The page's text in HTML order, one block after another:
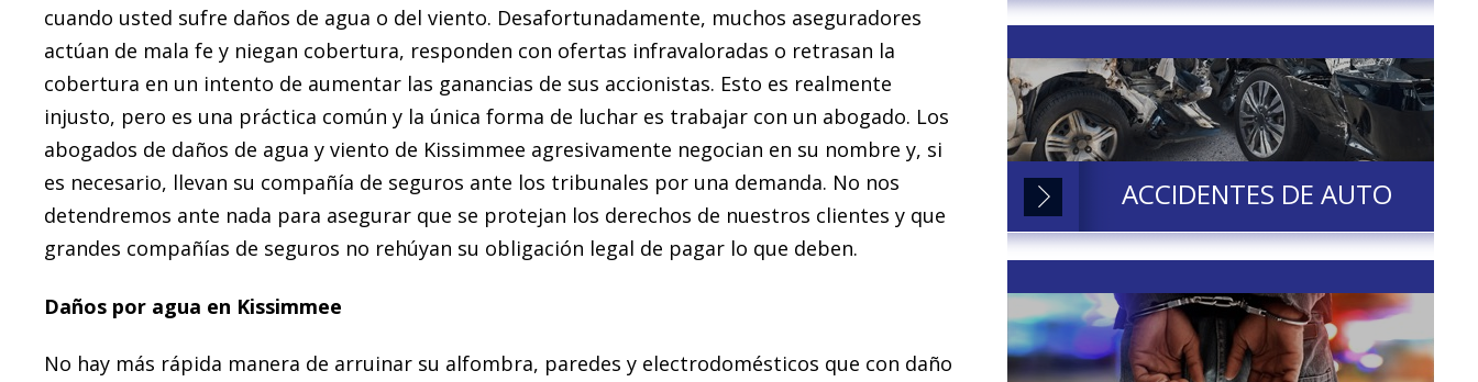
cuando usted sufre daños de agua o del viento. Desafortunadamente, muchos aseguradores
actúan de mala fe y niegan cobertura, responden con ofertas infravaloradas o retrasan la
cobertura en un intento de aumentar las ganancias de sus accionistas. Esto es realmente
injusto, pero es una práctica común y la única forma de luchar es trabajar con un abogado. Los
abogados de daños de agua y viento de Kissimmee agresivamente negocian en su nombre y, si
es necesario, llevan su compañía de seguros ante los tribunales por una demanda. No nos
detendremos ante nada para asegurar que se protejan los derechos de nuestros clientes y que
grandes compañías de seguros no rehúyan su obligación legal de pagar lo que deben.
Daños por agua en Kissimmee
No hay más rápida manera de arruinar su alfombra, paredes y electrodomésticos que con daño
ACCIDENTES DE AUTO